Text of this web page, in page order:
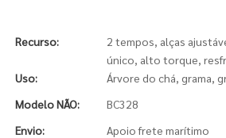
Recurso:
2 tempos, alças
único, alto torque,
Uso:
Árvore do chá, grama,
Modelo NÃO:
BC328
Envio:
Apoio frete marítimo